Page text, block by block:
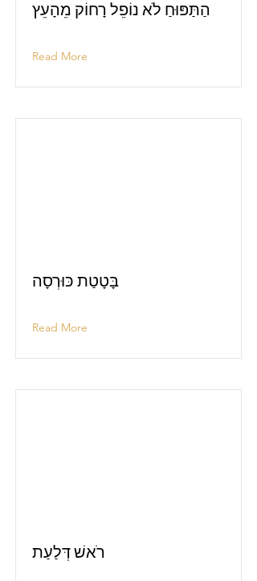
הַתַּפּוּחַ לֹא נוֹפֵל רָחוֹק מֵהָעֵץ
Read More
בָּטָטַת כּוּרְסָה
Read More
רֹאשׁ דְּלַעַת